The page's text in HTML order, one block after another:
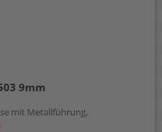
9mm
mit Metallführung,